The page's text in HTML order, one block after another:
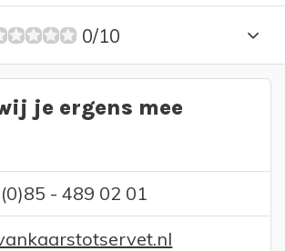
0/10
je ergens mee
- 489 02 01